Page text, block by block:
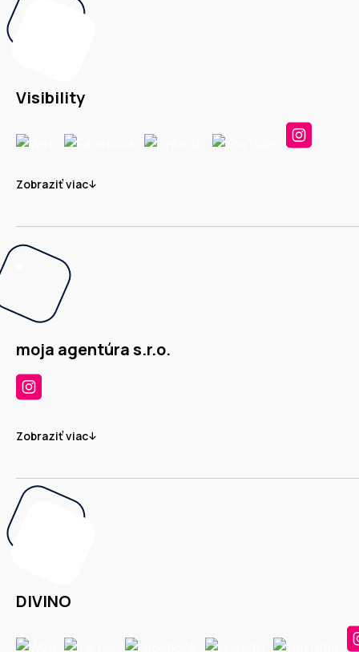
Visibility
Zobraziť viac
moja agentúra s.r.o.
Zobraziť viac
DIVINO